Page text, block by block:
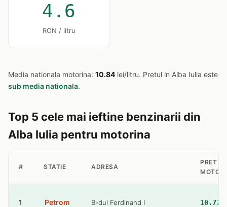
4.6
RON / litru
Media nationala motorina: 10.84 lei/litru. Pretul in Alba Iulia este
sub media nationala.
Top 5 cele mai ieftine benzinarii din
Alba Iulia pentru motorina
# STATIE ADRESA
PRET
1 Petrom B-dul Ferdinand I 10.77